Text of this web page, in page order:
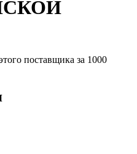
поставщика за 1000